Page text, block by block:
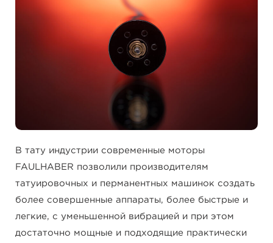
В тату индустрии современные моторы
FAULHABER позволили производителям
татуировочных и перманентных машинок создать
более совершенные аппараты, более быстрые и
легкие, с уменьшенной вибрацией и при этом
достаточно мощные и подходящие практически